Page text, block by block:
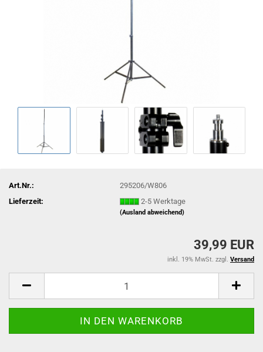
Art.Nr.:
295206/W806
Lieferzeit:
2-5 Werktage
(Ausland abweichend)
39,99 EUR
inkl. 19% MwSt. zzgl. Versand